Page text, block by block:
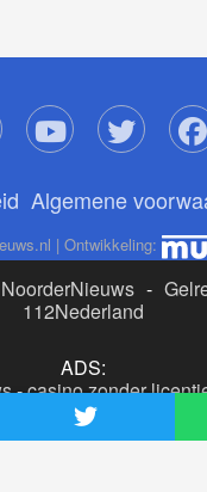
Algemene
| Ontwikkeling:
NoorderNieuws -
112Nederland
ADS:
-casino zonder
beste online casino